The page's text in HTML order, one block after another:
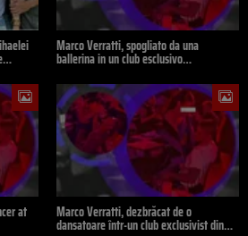
Marco Verratti, spogliato da una
ballerina in un club esclusivo…
at Marco Verratti, dezbrăcat de o
dansatoare într-un club exclusivist din…